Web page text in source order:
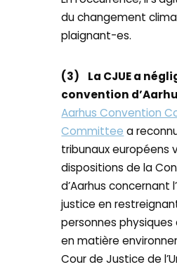
du changement
plaignant-es.
(3)
La CJUE a
convention
Aarhus Convention
Committee a
tribunaux européens
dispositions de la
d’Aarhus concernant
justice en
personnes physiques
en matière
Cour de Justice de